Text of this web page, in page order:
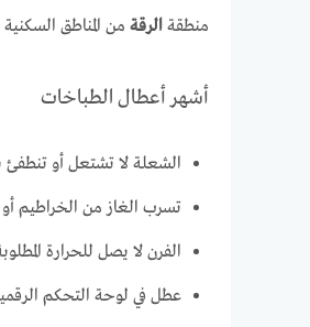
منطقة الرقة من المناطق
أشهر أعطال الطباخات
الشعلة لا تشتعل أو تنطفئ
تسرب الغاز من الخراطيم
الفرن لا يصل للحرارة
عطل في لوحة التحكم